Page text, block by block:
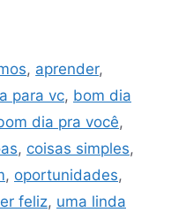
, aprender,
para vc, bom dia
dia pra você,
, coisas simples,
, oportunidades,
feliz, uma linda